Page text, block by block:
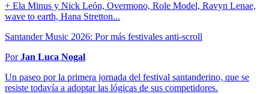
+ Ela Minus y Nick León, Overmono, Role Model, Ravyn Lenae,
wave to earth, Hana Stretton...
Santander Music 2026: Por más festivales anti-scroll
PorJan Luca Nogal
Un paseo por la primera jornada del festival santanderino, que se
resiste todavía a adoptar las lógicas de sus competidores.